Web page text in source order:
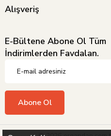
Alışveriş
E-Bültene Abone Ol Tüm
İndirimlerden Favdalan.
Abone Ol